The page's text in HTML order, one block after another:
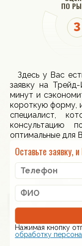
ПО
Здесь у Вас
заявку на
минут и
короткую форму,
специалист,
консультацию
оптимальные для
Оставьте заявку,
Нажимая кнопку
обработку